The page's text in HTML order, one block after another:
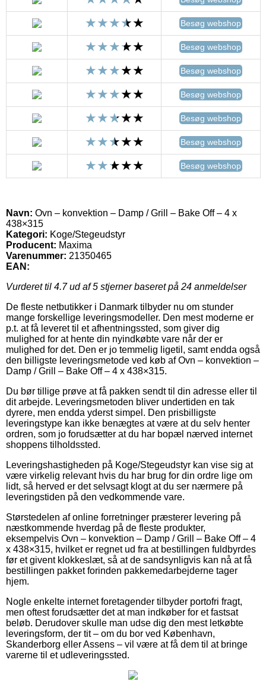
Besøg webshop
Besøg webshop
Besøg webshop
Besøg webshop
Besøg webshop
Besøg webshop
Besøg webshop
Navn: Ovn – konvektion – Damp / Grill – Bake Off – 4 x
438×315
Kategori: Koge/Stegeudstyr
Producent: Maxima
Varenummer: 21350465
EAN:
Vurderet til 4.7ud af 5 stjerner baseret på 24 anmeldelser
De fleste netbutikker i Danmark tilbyder nu om stunder
mange forskellige leveringsmodeller. Den mest moderne er
p.t. at få leveret til et afhentningssted, som giver dig
mulighed for at hente din nyindkøbte vare når der er
mulighed for det. Den er jo temmelig ligetil, samt endda også
den billigste leveringsmetode ved køb af Ovn – konvektion –
Damp / Grill – Bake Off – 4 x 438×315.
Du bør tillige prøve at få pakken sendt til din adresse eller til
dit arbejde. Leveringsmetoden bliver undertiden en tak
dyrere, men endda yderst simpel. Den prisbilligste
leveringstype kan ikke benægtes at være at du selv henter
ordren, som jo forudsætter at du har bopæl nærved internet
shoppens tilholdssted.
Leveringshastigheden på Koge/Stegeudstyr kan vise sig at
være virkelig relevant hvis du har brug for din ordre lige om
lidt, så herved er det selvsagt klogt at du ser nærmere på
leveringstiden på den vedkommende vare.
Størstedelen af online forretninger præsterer levering på
næstkommende hverdag på de fleste produkter,
eksempelvis Ovn – konvektion – Damp / Grill – Bake Off – 4
x 438×315, hvilket er regnet ud fra at bestillingen fuldbyrdes
før et givent klokkeslæt, så at de sandsynligvis kan nå at få
bestillingen pakket forinden pakkemedarbejderne tager
hjem.
Nogle enkelte internet foretagender tilbyder portofri fragt,
men oftest forudsætter det at man indkøber for et fastsat
beløb. Derudover skulle man udse dig den mest letkøbte
leveringsform, der tit – om du bor ved København,
Skanderborg eller Assens – vil være at få dem til at bringe
varerne til et udleveringssted.